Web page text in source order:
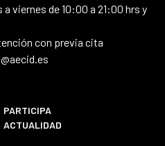
viernes de 10:00 a 21:00 hrs y
con previa cita
PARTICIPA
ACTUALIDAD